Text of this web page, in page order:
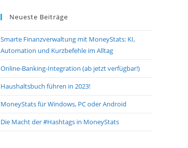
Neueste Beiträge
Smarte Finanzverwaltung mit MoneyStats: KI,
Automation und Kurzbefehle im Alltag
Online-Banking-Integration (ab jetzt verfügbar!)
Haushaltsbuch führen in 2023!
MoneyStats für Windows, PC oder Android
Die Macht der #Hashtags in MoneyStats